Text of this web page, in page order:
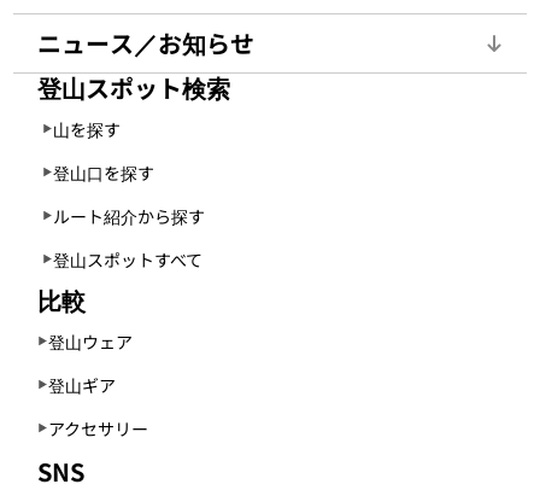
ニュース／お知らせ
登山スポット検索
山を探す
登山口を探す
ルート紹介から探す
登山スポットすべて
比較
登山ウェア
登山ギア
アクセサリー
SNS